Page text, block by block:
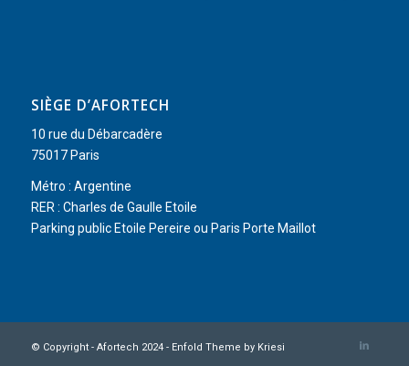
SIÈGE D’AFORTECH
10 rue du Débarcadère
75017 Paris
Métro : Argentine
RER : Charles de Gaulle Etoile
Parking public Etoile Pereire ou Paris Porte Maillot
© Copyright - Afortech 2024 - Enfold Theme by Kriesi